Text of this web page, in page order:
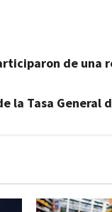
de una
la Tasa General